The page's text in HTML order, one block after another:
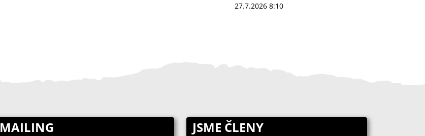
27.7.2026 8:10
MAILING JSME ČLENY